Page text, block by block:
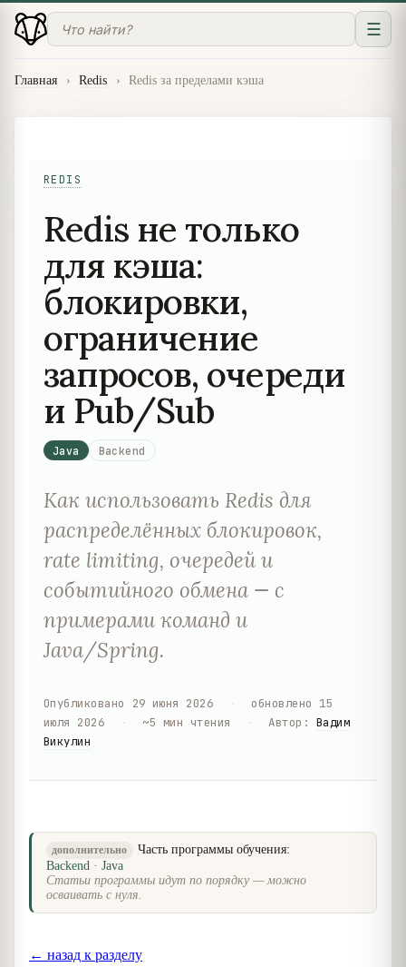
☰
Главная › Redis › Redis за пределами кэша
REDIS
Redis не только
для кэша:
блокировки,
ограничение
запросов, очереди
и Pub/Sub
Java Backend
Как использовать Redis для
распределённых блокировок,
rate limiting, очередей и
событийного обмена — с
примерами команд и
Java/Spring.
Опубликовано 29 июня 2026 обновлено 15
июля 2026
~5 мин чтения Автор : Вадим
Викулин
дополнительно
Часть программы обучения:
Backend · Java
Статьи программы идут по порядку — можно
осваивать с нуля.
← назад к разделу